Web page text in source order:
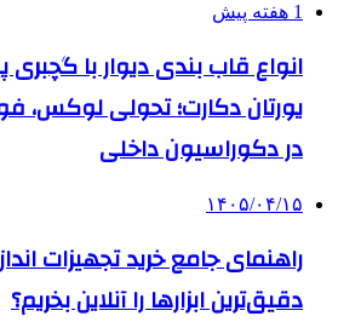
1 هفته پیش
انواع قاب بندی دیوار با
یورتان دکارت؛ تحولی لوکس،
در دکوراسیون داخلی
۱۴۰۵/۰۴/۱۵
راهنمای جامع خرید تجهیزات
دقیق‌ترین ابزارها را آنلاین بخریم؟